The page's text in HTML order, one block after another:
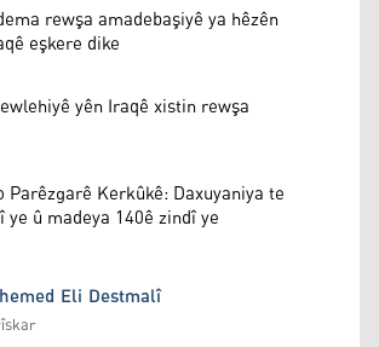
rewşa amadebaşiyê ya hêzên
eşkere dike
yên Iraqê xistin rewşa
Parêzgarê Kerkûkê: Daxuyaniya te
û madeya 140ê zindî ye
Eli Destmalî